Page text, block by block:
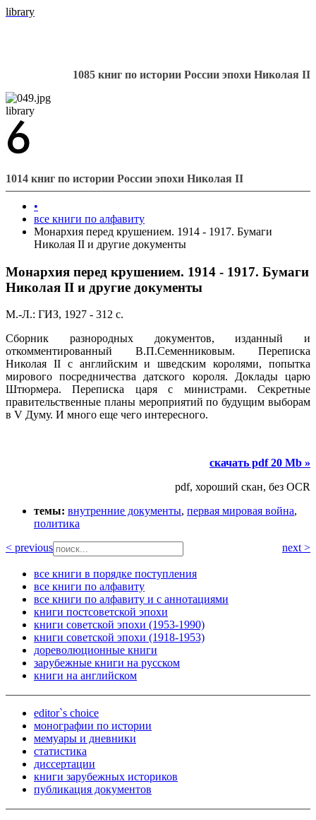
library
1085 книг по истории России эпохи Николая II
library
1014 книг по истории России эпохи Николая II
•
все книги по алфавиту
Монархия перед крушением. 1914 - 1917. Бумаги
Николая II и другие документы
Монархия перед крушением. 1914 - 1917. Бумаги
Николая II и другие документы
М.-Л.: ГИЗ, 1927 - 312 с.
Сборник разнородных документов, изданный и
откомментированный В.П.Семенниковым. Переписка
Николая II с английским и шведским королями, попытка
мирового посредничества датского короля. Доклады царю
Штюрмера. Переписка царя с министрами. Секретные
правительственные планы мероприятий по будущим выборам
в V Думу. И много еще чего интересного.
скачать pdf 20 Mb »
pdf, хороший скан, без OCR
темы: внутренние документы, первая мировая война,
политика
< previous
next >
все книги в порядке поступления
все книги по алфавиту
все книги по алфавиту и с аннотациями
книги постсоветской эпохи
книги советской эпохи (1953-1990)
книги советской эпохи (1918-1953)
дореволюционные книги
зарубежные книги на русском
книги на английском
editor`s choice
монографии по истории
мемуары и дневники
статистика
диссертации
книги зарубежных историков
публикация документов